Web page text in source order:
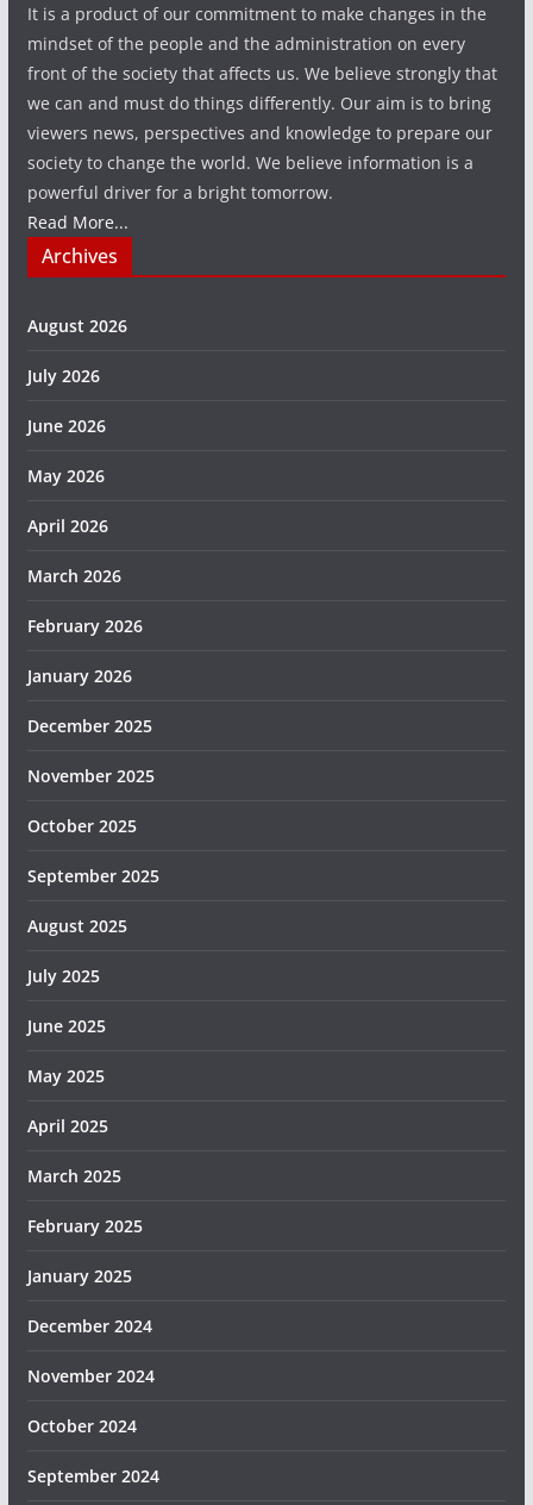
It is a product of our commitment to make changes in the
mindset of the people and the administration on every
front of the society that affects us. We believe strongly that
we can and must do things differently. Our aim is to bring
viewers news, perspectives and knowledge to prepare our
society to change the world. We believe information is a
powerful driver for a bright tomorrow.
Read More...
Archives
August 2026
July 2026
June 2026
May 2026
April 2026
March 2026
February 2026
January 2026
December 2025
November 2025
October 2025
September 2025
August 2025
July 2025
June 2025
May 2025
April 2025
March 2025
February 2025
January 2025
December 2024
November 2024
October 2024
September 2024